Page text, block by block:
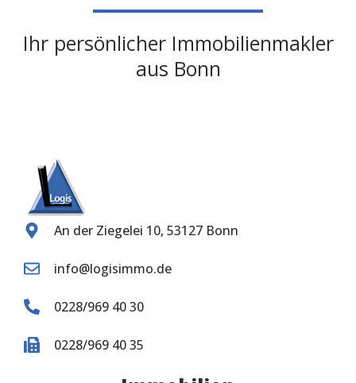
Ihr persönlicher Immobilienmakler
aus Bonn
An der Ziegelei 10, 53127 Bonn
info@logisimmo.de
0228/969 40 30
0228/969 40 35